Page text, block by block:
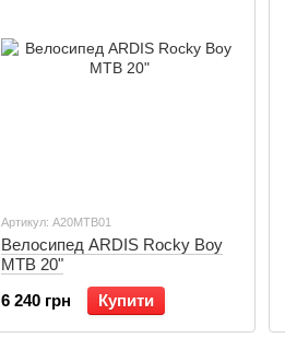
Артикул: A20MTB01
Велосипед ARDIS Rocky Boy
MTB 20"
6 240 грн
Купити